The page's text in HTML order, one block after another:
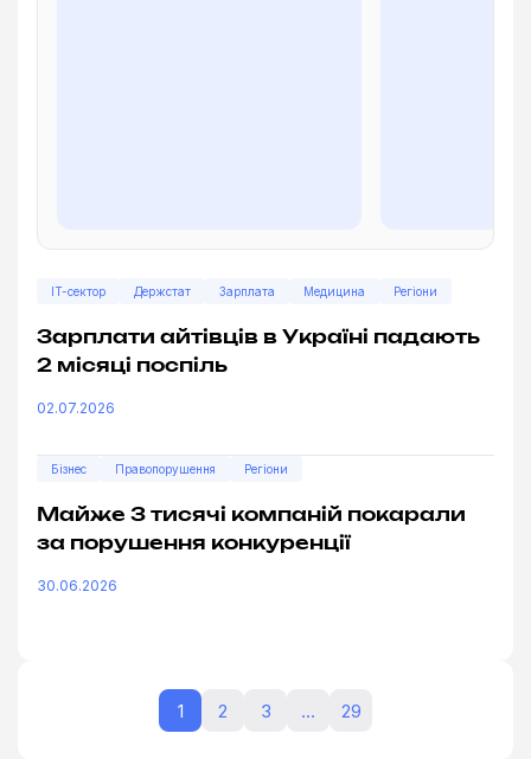
IT-сектор Держстат Зарплата Медицина Регіони
Зарплати айтівців в Україні падають
2 місяці поспіль
02.07.2026
Бізнес Правопорушення Регіони
Майже 3 тисячі компаній покарали
за порушення конкуренції
30.06.2026
1 2 3 … 29